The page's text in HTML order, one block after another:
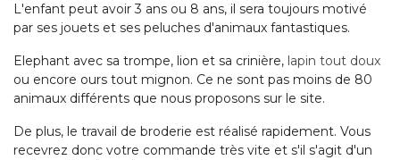
L'enfant peut avoir 3 ans ou 8 ans, il sera toujours motivé
par ses jouets et ses peluches d'animaux fantastiques.
Elephant avec sa trompe, lion et sa crinière, lapin tout doux
ou encore ours tout mignon. Ce ne sont pas moins de 80
animaux différents que nous proposons sur le site.
De plus, le travail de broderie est réalisé rapidement. Vous
recevrez donc votre commande très vite et s'il s'agit d'un